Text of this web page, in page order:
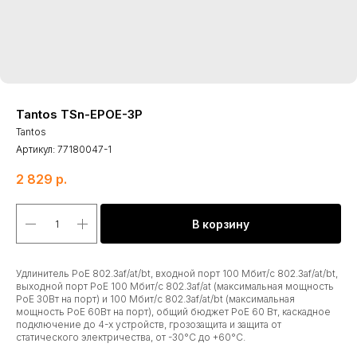
Tantos TSn-EPOE-3P
Tantos
Артикул: 77180047-1
2 829 р.
В корзину
Удлинитель PoE 802.3af/at/bt, входной порт 100 Мбит/с 802.3af/at/bt,
выходной порт PoE 100 Мбит/с 802.3af/at (максимальная мощность
PoE 30Вт на порт) и 100 Мбит/с 802.3af/at/bt (максимальная
мощность PoE 60Вт на порт), общий бюджет PoE 60 Вт, каскадное
подключение до 4-х устройств, грозозащита и защита от
статического электричества, от -30°С до +60°С.